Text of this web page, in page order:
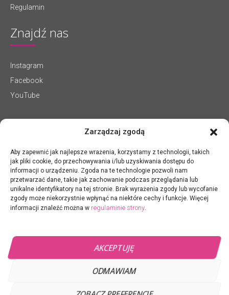
Zarządzaj zgodą
Aby zapewnić jak najlepsze wrażenia, korzystamy z technologii, takich
jak pliki cookie, do przechowywania i/lub uzyskiwania dostępu do
informacji o urządzeniu. Zgoda na te technologie pozwoli nam
przetwarzać dane, takie jak zachowanie podczas przeglądania lub
unikalne identyfikatory na tej stronie. Brak wyrażenia zgody lub wycofanie
zgody może niekorzystnie wpłynąć na niektóre cechy i funkcje. Więcej
informacji znaleźć można w regulaminie strony.
AKCEPTUJĘ
ODMAWIAM
Regulamin
Znajdź nas
Instagram
Facebook
YouTube
Jagielski Dance Project